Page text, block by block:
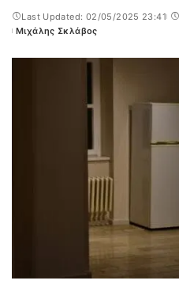
Last Updated: 02/05/2025 23:41
Posted
Μιχάλης Σκλάβος